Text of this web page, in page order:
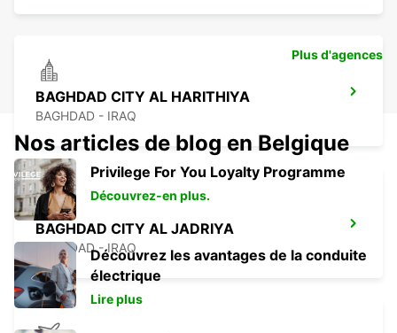
BAGHDAD CITY AL HARITHIYA
BAGHDAD - IRAQ
BAGHDAD CITY AL JADRIYA
BAGHDAD - IRAQ
Plus d'agences
Nos articles de blog en Belgique
Privilege For You Loyalty Programme
Découvrez-en plus.
Découvrez les avantages de la conduite
électrique
Lire plus